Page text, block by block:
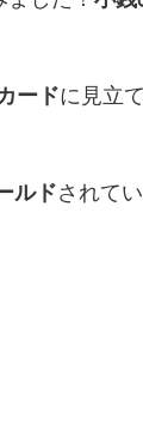
ードに見立
ルドされて